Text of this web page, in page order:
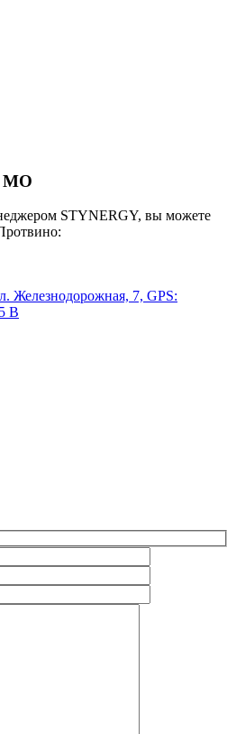
МО
STYNERGY, вы можете
Железнодорожная, 7, GPS:
В